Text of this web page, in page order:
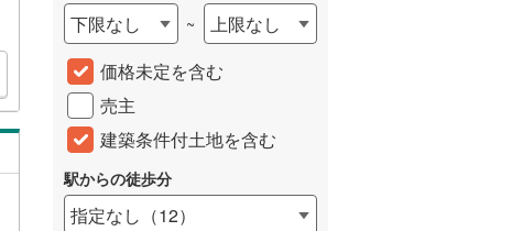
下限なし ~
上限なし
価格未定を含む
売主
建築条件付土地を含む
駅からの徒歩分
指定なし （12）